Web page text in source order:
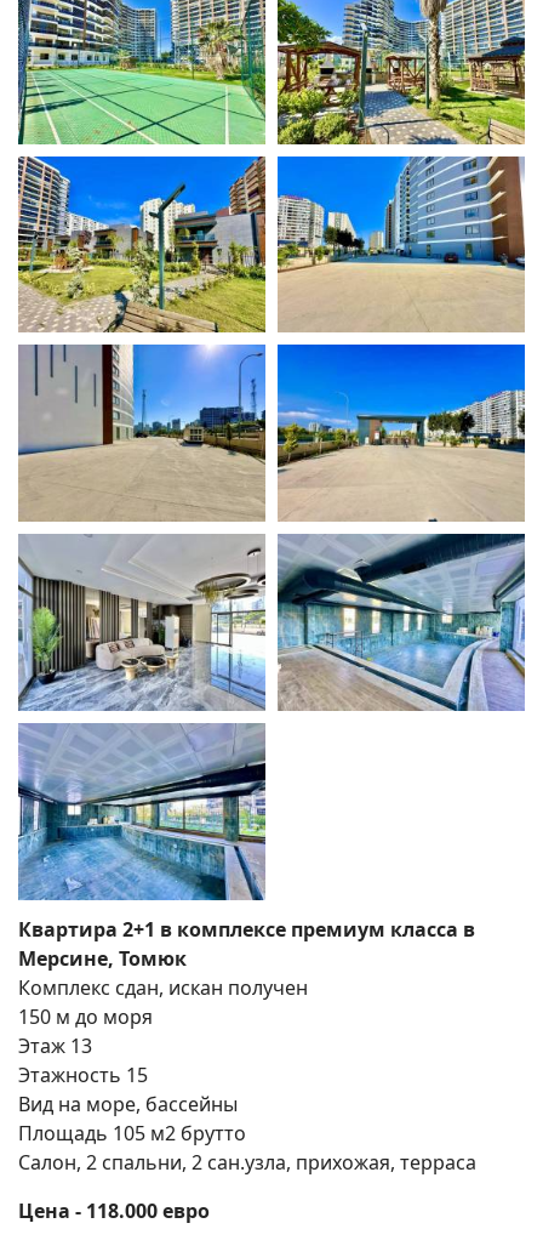
Квартира 2+1 в комплексе премиум класса в
Мерсине, Томюк
Комплекс сдан, искан получен
150 м до моря
Этаж 13
Этажность 15
Вид на море, бассейны
Площадь 105 м2 брутто
Салон, 2 спальни, 2 сан.узла, прихожая, терраса
Цена - 118.000 евро